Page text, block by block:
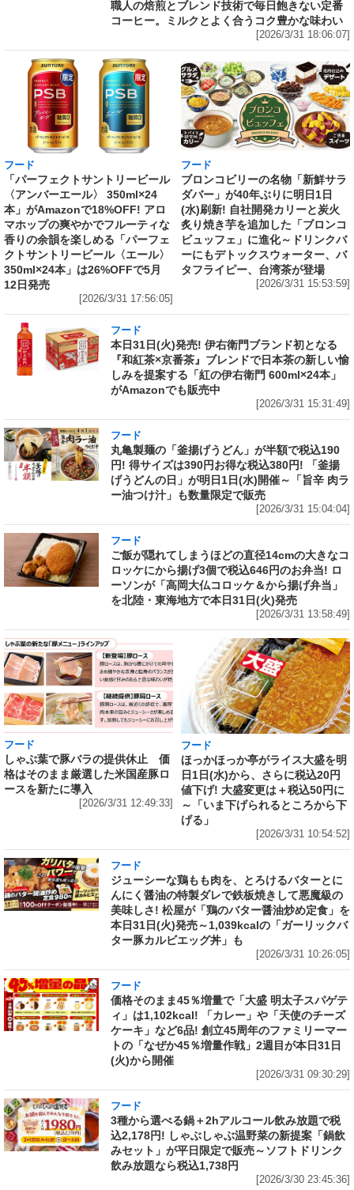
職人の焙煎とブレンド技術で毎日飽きない定番
コーヒー。ミルクとよく合うコク豊かな味わい
[2026/3/31 18:06:07]
フード
「パーフェクトサントリービール
〈アンバーエール〉 350ml×24
本」がAmazonで18%OFF! アロ
マホップの爽やかでフルーティな
香りの余韻を楽しめる「パーフェ
クトサントリービール〈エール〉
350ml×24本」は26%OFFで5月
12日発売
[2026/3/31 17:56:05]
フード
ブロンコビリーの名物「新鮮サラ
ダバー」が40年ぶりに明日1日
(水)刷新! 自社開発カリーと炭火
炙り焼き芋を追加した「ブロンコ
ビュッフェ」に進化～ドリンクバ
ーにもデトックスウォーター、バ
タフライピー、台湾茶が登場
[2026/3/31 15:53:59]
フード
本日31日(火)発売! 伊右衛門ブランド初となる
『和紅茶×京番茶』ブレンドで日本茶の新しい愉
しみを提案する「紅の伊右衛門 600ml×24本」
がAmazonでも販売中
[2026/3/31 15:31:49]
フード
丸亀製麺の「釜揚げうどん」が半額で税込190
円! 得サイズは390円お得な税込380円! 「釜揚
げうどんの日」が明日1日(水)開催～「旨辛 肉ラ
ー油つけ汁」も数量限定で販売
[2026/3/31 15:04:04]
フード
ご飯が隠れてしまうほどの直径14cmの大きなコ
ロッケにから揚げ3個で税込646円のお弁当! ロ
ーソンが「高岡大仏コロッケ＆から揚げ弁当」
を北陸・東海地方で本日31日(火)発売
[2026/3/31 13:58:49]
フード
しゃぶ葉で豚バラの提供休止 価
格はそのまま厳選した米国産豚ロ
ースを新たに導入
[2026/3/31 12:49:33]
フード
ほっかほっか亭がライス大盛を明
日1日(水)から、さらに税込20円
値下げ! 大盛変更は＋税込50円に
～「いま下げられるところから下
げる」
[2026/3/31 10:54:52]
フード
ジューシーな鶏もも肉を、とろけるバターとに
んにく醤油の特製ダレで鉄板焼きして悪魔級の
美味しさ! 松屋が「鶏のバター醤油炒め定食」を
本日31日(火)発売～1,039kcalの「ガーリックバ
ター豚カルビエッグ丼」も
[2026/3/31 10:26:05]
フード
価格そのまま45％増量で「大盛 明太子スパゲテ
ィ」は1,102kcal! 「カレー」や「天使のチーズ
ケーキ」など6品! 創立45周年のファミリーマー
トの「なぜか45％増量作戦」2週目が本日31日
(火)から開催
[2026/3/31 09:30:29]
フード
3種から選べる鍋＋2hアルコール飲み放題で税
込2,178円! しゃぶしゃぶ温野菜の新提案「鍋飲
みセット」が平日限定で販売～ソフトドリンク
飲み放題なら税込1,738円
[2026/3/30 23:45:36]